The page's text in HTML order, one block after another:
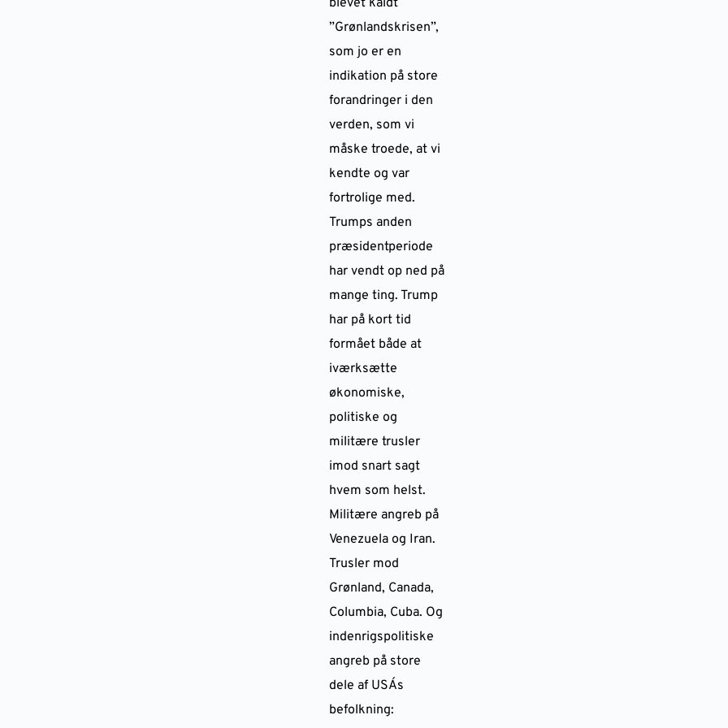
blevet kaldt
”Grønlandskrisen”,
som jo er en
indikation på store
forandringer i den
verden, som vi
måske troede, at vi
kendte og var
fortrolige med.
Trumps anden
præsidentperiode
har vendt op ned på
mange ting. Trump
har på kort tid
formået både at
iværksætte
økonomiske,
politiske og
militære trusler
imod snart sagt
hvem som helst.
Militære angreb på
Venezuela og Iran.
Trusler mod
Grønland, Canada,
Columbia, Cuba. Og
indenrigspolitiske
angreb på store
dele af USA´s
befolkning: